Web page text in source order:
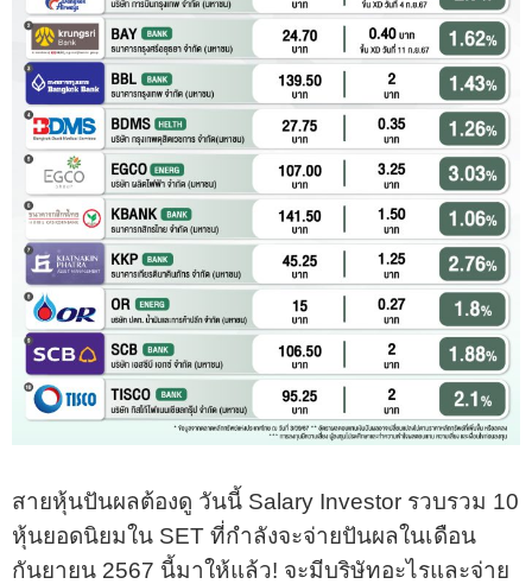
สายหุ้นปันผลต้องดู วันนี้ Salary Investor รวบรวม 10
หุ้นยอดนิยมใน SET ที่กำลังจะจ่ายปันผลในเดือน
กันยายน 2567 นี้มาให้แล้ว! จะมีบริษัทอะไรและจ่าย